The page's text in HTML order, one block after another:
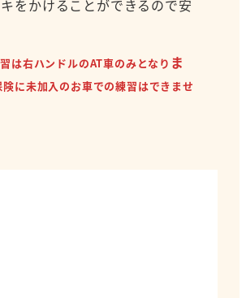
をかけることができるので安
は右ハンドルのAT車のみとなり ま
険に未加入のお車での練習はできませ